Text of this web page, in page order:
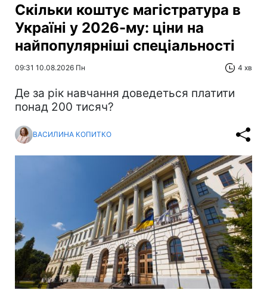
Скільки коштує магістратура в
Україні у 2026-му: ціни на
найпопулярніші спеціальності
09:31 10.08.2026 Пн 4 хв
Де за рік навчання доведеться платити
понад 200 тисяч?
ВАСИЛИНА КОПИТКО